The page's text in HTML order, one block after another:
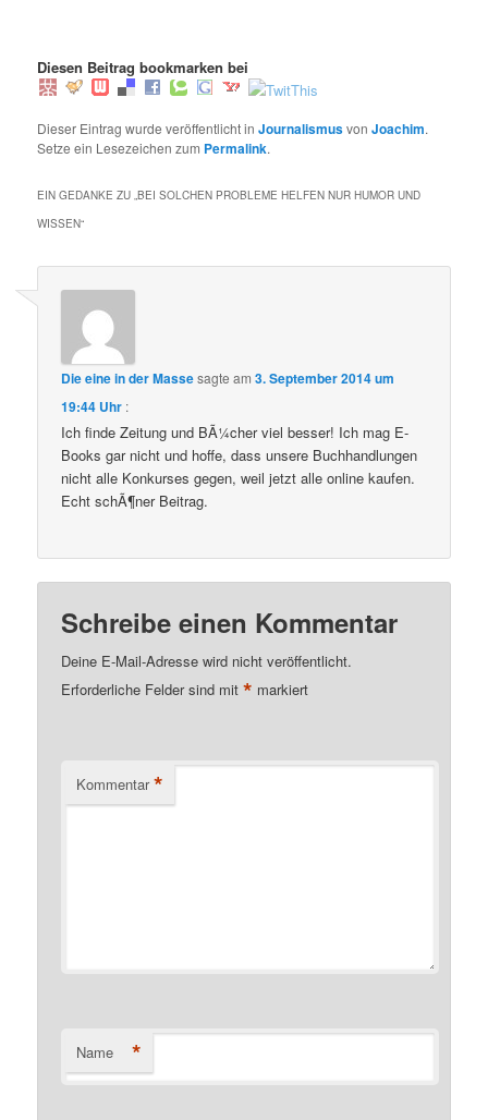
Diesen Beitrag bookmarken bei
Dieser Eintrag wurde veröffentlicht inJournalismusvonJoachim.
Setze ein Lesezeichen zum Permalink.
EIN GEDANKE ZU „BEI SOLCHEN PROBLEME HELFEN NUR HUMOR UND
WISSEN“
Die eine in der Massesagte am3. September 2014 um
19:44 Uhr :
Ich finde Zeitung und BÃ¼cher viel besser! Ich mag E-
Books gar nicht und hoffe, dass unsere Buchhandlungen
nicht alle Konkurses gegen, weil jetzt alle online kaufen.
Echt schÃ¶ner Beitrag.
Schreibe einen Kommentar
Deine E-Mail-Adresse wird nicht veröffentlicht.
Erforderliche Felder sind mit* markiert
Kommentar *
Name *